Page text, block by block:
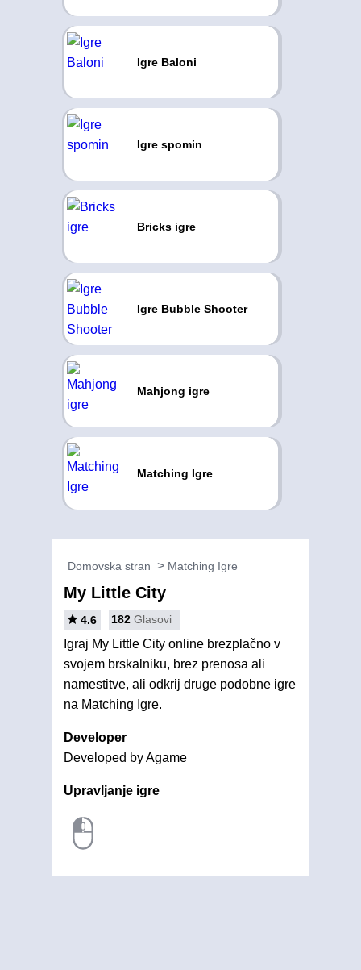
Igre Baloni
Igre spomin
Bricks igre
Igre Bubble Shooter
Mahjong igre
Matching Igre
Domovska stran Matching Igre
My Little City
4.6 182 Glasovi
Igraj My Little City online brezplačno v
svojem brskalniku, brez prenosa ali
namestitve, ali odkrij druge podobne igre
na Matching Igre.
Developer
Developed by Agame
Upravljanje igre